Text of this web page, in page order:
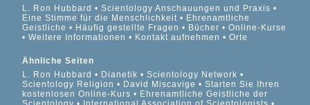
L. Ron Hubbard
Scientology Anschauungen und Praxis
Eine Stimme für die Menschlichkeit
Ehrenamtliche
Geistliche
Häufig gestellte Fragen Bücher
Online-Kurse
Weitere Informationen
Kontakt aufnehmen Orte
Ähnliche Seiten
L. Ron Hubbard
Dianetik
Scientology Network
Scientology Religion
David Miscavige
Starten Sie Ihren
kostenlosen Online-Kurs
Ehrenamtliche Geistliche der